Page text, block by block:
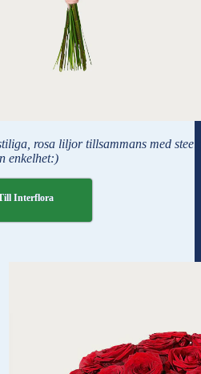
rosa liljor tillsammans med
enkelhet:)
Interflora